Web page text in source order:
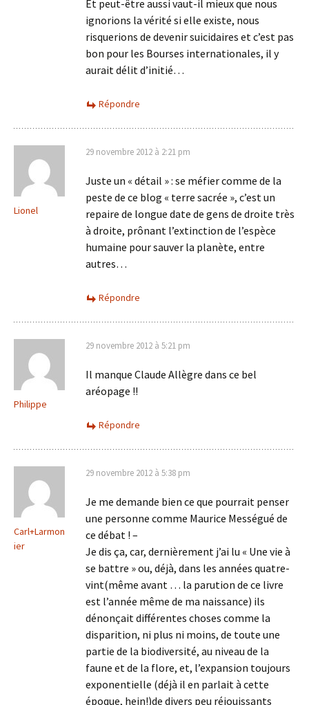
Et peut-être aussi vaut-il mieux que nous
ignorions la vérité si elle existe, nous
risquerions de devenir suicidaires et c’est pas
bon pour les Bourses internationales, il y
aurait délit d’initié…
Répondre
Lionel
29 novembre 2012 à 2:21 pm
Juste un « détail » : se méfier comme de la
peste de ce blog « terre sacrée », c’est un
repaire de longue date de gens de droite très
à droite, prônant l’extinction de l’espèce
humaine pour sauver la planète, entre
autres…
Répondre
Philippe
29 novembre 2012 à 5:21 pm
Il manque Claude Allègre dans ce bel
aréopage !!
Répondre
Carl+Larmon
ier
29 novembre 2012 à 5:38 pm
Je me demande bien ce que pourrait penser
une personne comme Maurice Mességué de
ce débat ! –
Je dis ça, car, dernièrement j’ai lu « Une vie à
se battre » ou, déjà, dans les années quatre-
vint(même avant … la parution de ce livre
est l’année même de ma naissance) ils
dénonçait différentes choses comme la
disparition, ni plus ni moins, de toute une
partie de la biodiversité, au niveau de la
faune et de la flore, et, l’expansion toujours
exponentielle (déjà il en parlait à cette
époque, hein!)de divers peu réjouissants